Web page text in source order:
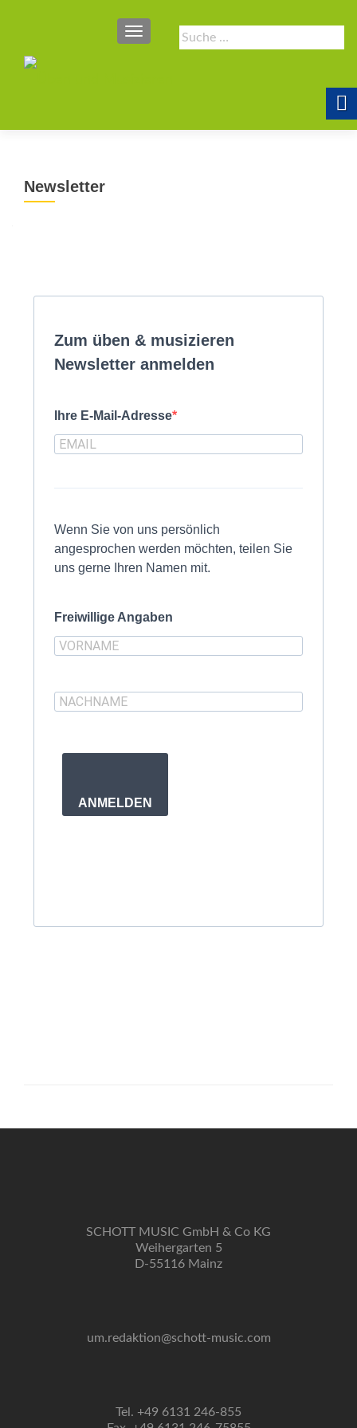
Suche
nach:
SCHALTE NAVIGATION
Newsletter
Zum üben & musizieren
Newsletter anmelden
Ihre E-Mail-Adresse
Wenn Sie von uns persönlich
angesprochen werden möchten, teilen Sie
uns gerne Ihren Namen mit.
Freiwillige Angaben
ANMELDEN
SCHOTT MUSIC GmbH & Co KG
Weihergarten 5
D-55116 Mainz
um.redaktion@schott-music.com
Tel. +49 6131 246-855